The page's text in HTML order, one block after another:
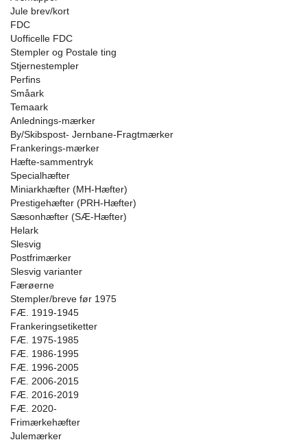
Jule brev/kort
FDC
Uofficelle FDC
Stempler og Postale ting
Stjernestempler
Perfins
Småark
Temaark
Anlednings-mærker
By/Skibspost- Jernbane-Fragtmærker
Frankerings-mærker
Hæfte-sammentryk
Specialhæfter
Miniarkhæfter (MH-Hæfter)
Prestigehæfter (PRH-Hæfter)
Sæsonhæfter (SÆ-Hæfter)
Helark
Slesvig
Postfrimærker
Slesvig varianter
Færøerne
Stempler/breve før 1975
FÆ. 1919-1945
Frankeringsetiketter
FÆ. 1975-1985
FÆ. 1986-1995
FÆ. 1996-2005
FÆ. 2006-2015
FÆ. 2016-2019
FÆ. 2020-
Frimærkehæfter
Julemærker